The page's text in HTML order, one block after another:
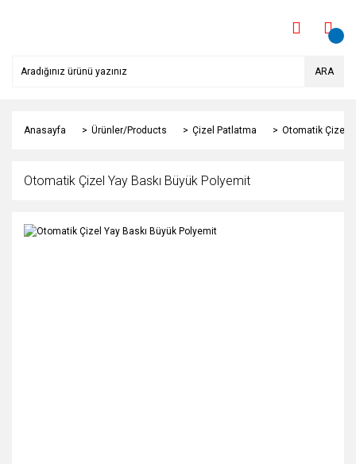
ARA
Anasayfa Ürünler/Products Çizel Patlatma Otomatik Çizel
Otomatik Çizel Yay Baskı Büyük Polyemit